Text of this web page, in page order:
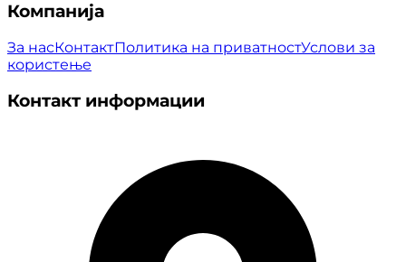
Компанија
За насКонтактПолитика на приватностУслови за
користење
Контакт информации